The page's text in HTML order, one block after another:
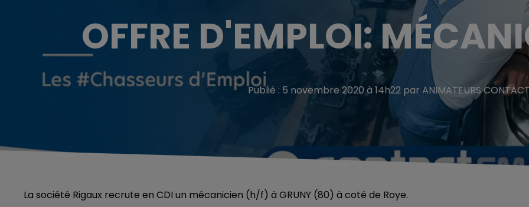
OFFRE D'EMPLOI:
Publié : 5 novembre 2020 à 14h22 par ANIMATEURS
La société Rigaux recrute en CDI un mécanicien (h/f) à GRUNY (80) à coté de Roye.